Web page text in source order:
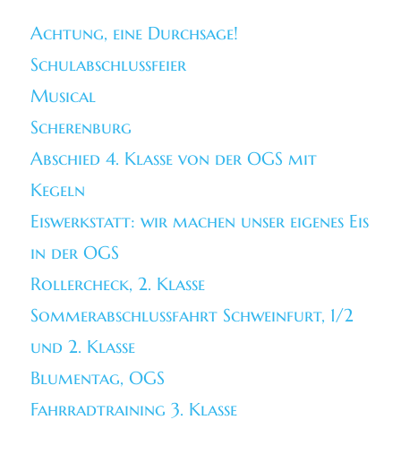
Achtung, eine Durchsage!
Schulabschlussfeier
Musical
Scherenburg
Abschied 4. Klasse von der OGS mit
Kegeln
Eiswerkstatt: wir machen unser eigenes Eis
in der OGS
Rollercheck, 2. Klasse
Sommerabschlussfahrt Schweinfurt, 1/2
und 2. Klasse
Blumentag, OGS
Fahrradtraining 3. Klasse